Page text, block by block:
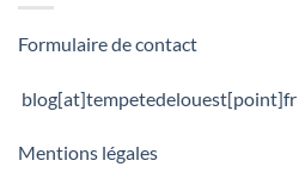
Formulaire de contact
blog[at]tempetedelouest[point]fr
Mentions légales